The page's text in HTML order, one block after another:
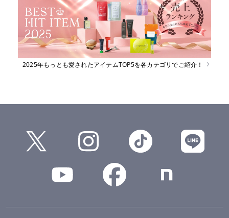
2025年もっとも愛されたアイテムTOP5を各カテゴリでご紹介！